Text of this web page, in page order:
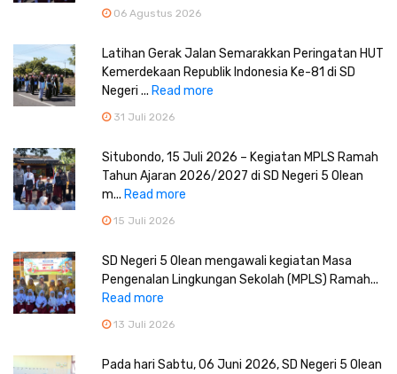
06 Agustus 2026
Latihan Gerak Jalan Semarakkan Peringatan HUT
Kemerdekaan Republik Indonesia Ke-81 di SD
Negeri ... Read more
31 Juli 2026
Situbondo, 15 Juli 2026 – Kegiatan MPLS Ramah
Tahun Ajaran 2026/2027 di SD Negeri 5 Olean
m... Read more
15 Juli 2026
SD Negeri 5 Olean mengawali kegiatan Masa
Pengenalan Lingkungan Sekolah (MPLS) Ramah...
Read more
13 Juli 2026
Pada hari Sabtu, 06 Juni 2026, SD Negeri 5 Olean